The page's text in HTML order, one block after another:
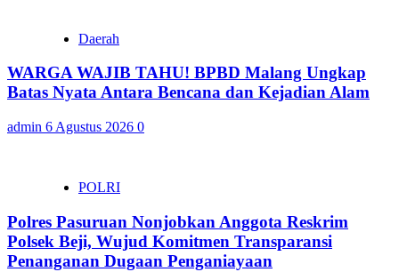
Daerah
WARGA WAJIB TAHU! BPBD Malang Ungkap
Batas Nyata Antara Bencana dan Kejadian Alam
admin 6 Agustus 2026 0
POLRI
Polres Pasuruan Nonjobkan Anggota Reskrim
Polsek Beji, Wujud Komitmen Transparansi
Penanganan Dugaan Penganiayaan